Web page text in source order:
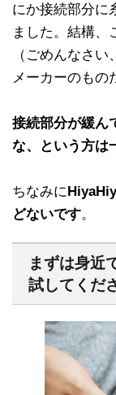
にか接続部分に
ました。結構、
（ごめんなさ
メーカーのもの
接続部分が緩ん
な、という方は
ちなみに
どないです。
まずは身近
試してくだ